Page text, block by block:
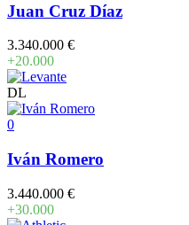
Juan Cruz Díaz
3.340.000 €
+20.000
DL
0
Iván Romero
3.440.000 €
+30.000